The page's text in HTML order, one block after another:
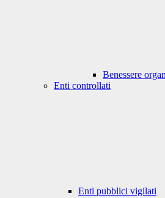
Benessere
Enti controllati
Enti pubblici vigilati